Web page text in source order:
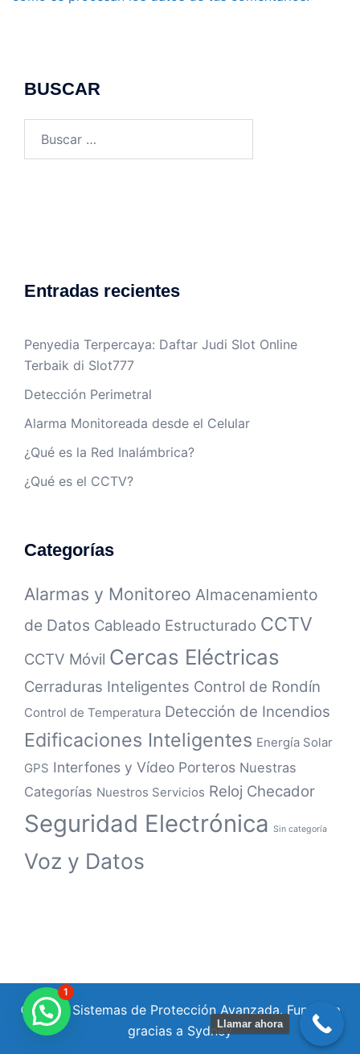
BUSCAR
Entradas recientes
Penyedia Terpercaya: Daftar Judi Slot Online
Terbaik di Slot777
Detección Perimetral
Alarma Monitoreada desde el Celular
¿Qué es la Red Inalámbrica?
¿Qué es el CCTV?
Categorías
Alarmas y Monitoreo Almacenamiento
de Datos Cableado Estructurado CCTV
CCTV Móvil Cercas Eléctricas
Cerraduras Inteligentes Control de Rondín
Control de Temperatura Detección de Incendios
Edificaciones Inteligentes Energía Solar
GPS Interfones y Vídeo Porteros Nuestras
Categorías Nuestros Servicios Reloj Checador
Seguridad Electrónica Sin categoría
Voz y Datos
© 2026 Sistemas de Protección Avanzada. Funciona
gracias a Sydney
1
Llamar ahora